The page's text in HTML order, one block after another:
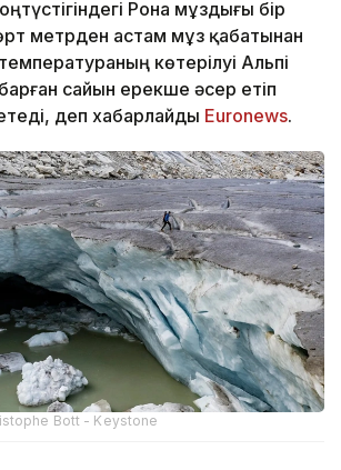
Рона мұздығы бір
метрден астам мұз қабатынан
көтерілуі Альпі
сайын ерекше әсер етіп
деп хабарлайды Еuronews.
Bott - Keystone